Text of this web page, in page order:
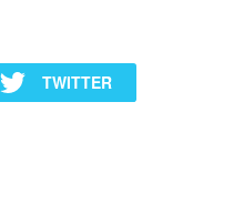
TWITTER